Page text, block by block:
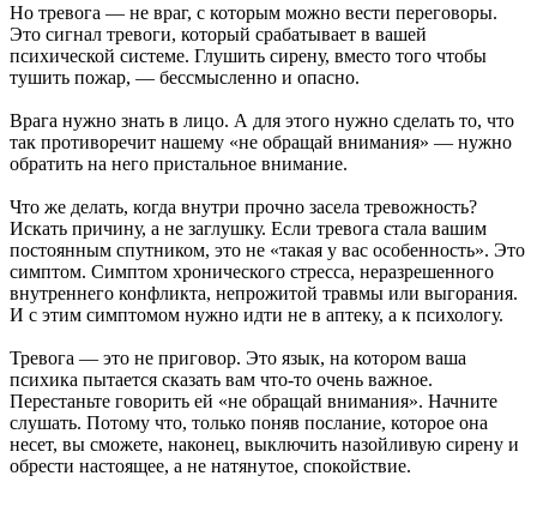
Но тревога — не враг, с которым можно вести переговоры.
Это сигнал тревоги, который срабатывает в вашей
психической системе. Глушить сирену, вместо того чтобы
тушить пожар, — бессмысленно и опасно.
Врага нужно знать в лицо. А для этого нужно сделать то, что
так противоречит нашему «не обращай внимания» — нужно
обратить на него пристальное внимание.
Что же делать, когда внутри прочно засела тревожность?
Искать причину, а не заглушку. Если тревога стала вашим
постоянным спутником, это не «такая у вас особенность». Это
симптом. Симптом хронического стресса, неразрешенного
внутреннего конфликта, непрожитой травмы или выгорания.
И с этим симптомом нужно идти не в аптеку, а к психологу.
Тревога — это не приговор. Это язык, на котором ваша
психика пытается сказать вам что-то очень важное.
Перестаньте говорить ей «не обращай внимания». Начните
слушать. Потому что, только поняв послание, которое она
несет, вы сможете, наконец, выключить назойливую сирену и
обрести настоящее, а не натянутое, спокойствие.